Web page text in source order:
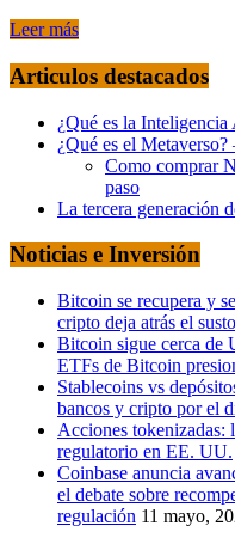
Leer más
Articulos destacados
¿Qué es la
¿Qué es el
Como comprar
paso
La tercera generación
Noticias e Inversión
Bitcoin se recupera y
cripto deja atrás el
Bitcoin sigue cerca de
ETFs de Bitcoin
Stablecoins vs
bancos y cripto por el
Acciones tokenizadas:
regulatorio en EE. UU.
Coinbase anuncia
el debate sobre
regulación 11 mayo,